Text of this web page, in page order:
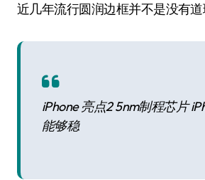
近几年流行圆润边框并不是没有道
iPhone 亮点2 5nm制程芯片
能够稳